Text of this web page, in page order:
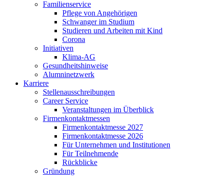
Familienservice
Pflege von Angehörigen
Schwanger im Studium
Studieren und Arbeiten mit Kind
Corona
Initiativen
Klima-AG
Gesundheitshinweise
Alumninetzwerk
Karriere
Stellenausschreibungen
Career Service
Veranstaltungen im Überblick
Firmenkontaktmessen
Firmenkontaktmesse 2027
Firmenkontaktmesse 2026
Für Unternehmen und Institutionen
Für Teilnehmende
Rückblicke
Gründung